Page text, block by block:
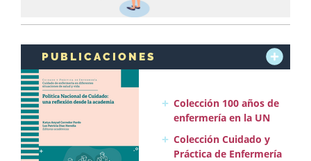
PUBLICACIONES
Colección 100 años de
enfermería en la UN
Colección Cuidado y
Práctica de Enfermería